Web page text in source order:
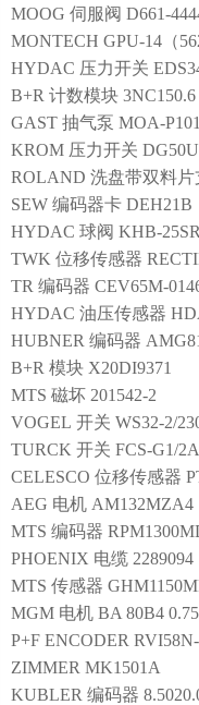
MOOG 伺服阀 D661-
MONTECH GPU-14（
HYDAC 压力开关
B+R 计数模块 3NC150.6
GAST 抽气泵 MOA-
KROM 压力开关
ROLAND 洗盘带双料片
SEW 编码器卡 DEH21B
HYDAC 球阀 KHB-
TWK 位移传感器
TR 编码器 CEV65M-
HYDAC 油压传感器
HUBNER 编码器
B+R 模块 X20DI9371
MTS 磁坏 201542-2
VOGEL 开关 WS32-2/
TURCK 开关 FCS-G1/
CELESCO 位移传感器
AEG 电机 AM132MZA4
MTS 编码器
PHOENIX 电缆 2289094
MTS 传感器
MGM 电机 BA 80B4
P+F ENCODER
ZIMMER MK1501A
KUBLER 编码器